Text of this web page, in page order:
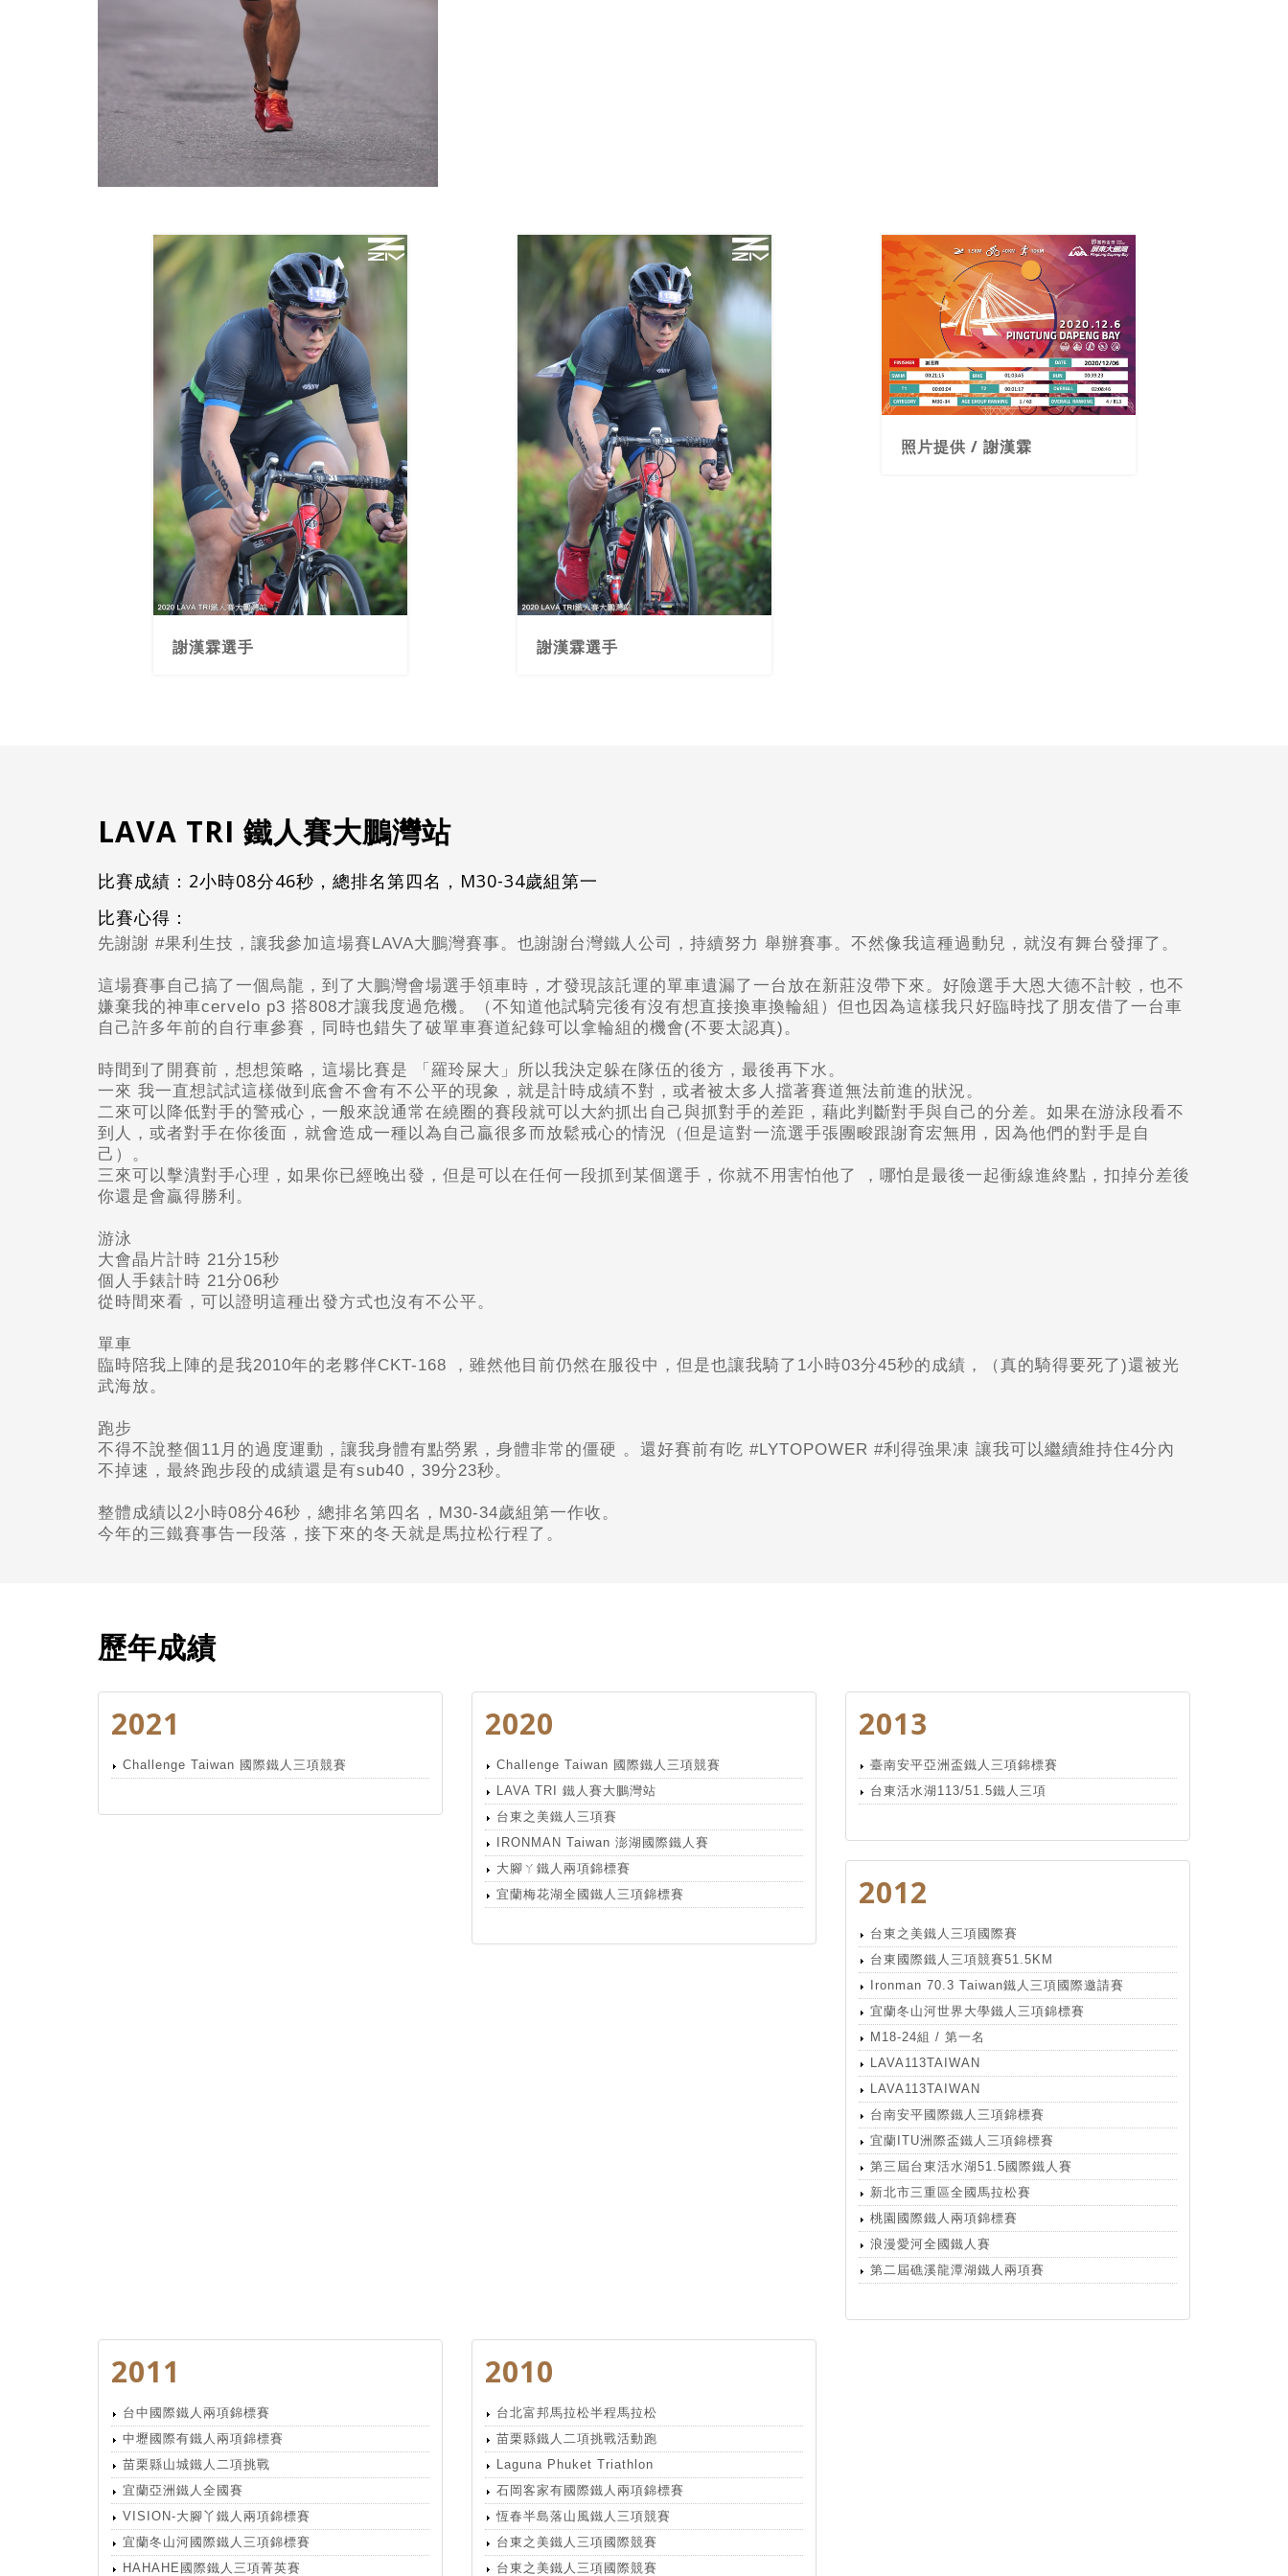
謝漢霖選手 謝漢霖選手
照片提供 / 謝漢霖
LAVA TRI 鐵人賽大鵬灣站
比賽成績：2小時08分46秒，總排名第四名，M30-34歲組第一
比賽心得：
先謝謝 #果利生技，讓我參加這場賽LAVA大鵬灣賽事。也謝謝台灣鐵人公司，持續努力 舉辦賽事。不然像我這種過動兒，就沒有舞台發揮了。
這場賽事自己搞了一個烏龍，到了大鵬灣會場選手領車時，才發現該託運的單車遺漏了一台放在新莊沒帶下來。好險選手大恩大德不計較，也不
嫌棄我的神車cervelo p3 搭808才讓我度過危機。（不知道他試騎完後有沒有想直接換車換輪組）但也因為這樣我只好臨時找了朋友借了一台車
自己許多年前的自行車參賽，同時也錯失了破單車賽道紀錄可以拿輪組的機會(不要太認真)。
時間到了開賽前，想想策略，這場比賽是 「羅玲屎大」所以我決定躲在隊伍的後方，最後再下水。
一來 我一直想試試這樣做到底會不會有不公平的現象，就是計時成績不對，或者被太多人擋著賽道無法前進的狀況。
二來可以降低對手的警戒心，一般來說通常在繞圈的賽段就可以大約抓出自己與抓對手的差距，藉此判斷對手與自己的分差。如果在游泳段看不
到人，或者對手在你後面，就會造成一種以為自己贏很多而放鬆戒心的情況（但是這對一流選手張團畯跟謝育宏無用，因為他們的對手是自
己）。
三來可以擊潰對手心理，如果你已經晚出發，但是可以在任何一段抓到某個選手，你就不用害怕他了 ，哪怕是最後一起衝線進終點，扣掉分差後
你還是會贏得勝利。
游泳
大會晶片計時 21分15秒
個人手錶計時 21分06秒
從時間來看，可以證明這種出發方式也沒有不公平。
單車
臨時陪我上陣的是我2010年的老夥伴CKT-168 ，雖然他目前仍然在服役中，但是也讓我騎了1小時03分45秒的成績，（真的騎得要死了)還被光
武海放。
跑步
不得不說整個11 月的過度運動，讓我身體有點勞累，身體非常的僵硬 。還好賽前有吃 #LYTOPOWER #利得強果凍 讓我可以繼續維持住4分內
不掉速，最終跑步段的成績還是有sub40，39分23秒。
整體成績以2小時08分46秒，總排名第四名，M30-34歲組第一作收。
今年的三鐵賽事告一段落，接下來的冬天就是馬拉松行程了。
歷年成績
2021
Challenge Taiwan 國際鐵人三項競賽
2020
Challenge Taiwan 國際鐵人三項競賽
LAVA TRI 鐵人賽大鵬灣站
台東之美鐵人三項賽
IRONMAN Taiwan 澎湖國際鐵人賽
大腳ㄚ鐵人兩項錦標賽
宜蘭梅花湖全國鐵人三項錦標賽
2013
臺南安平亞洲盃鐵人三項錦標賽
台東活水湖113/51.5鐵人三項
2012
台東之美鐵人三項國際賽
台東國際鐵人三項競賽51.5KM
Ironman 70.3 Taiwan鐵人三項國際邀請賽
宜蘭冬山河世界大學鐵人三項錦標賽
M18-24組 / 第一名
LAVA113TAIWAN
LAVA113TAIWAN
台南安平國際鐵人三項錦標賽
宜蘭ITU洲際盃鐵人三項錦標賽
第三屆台東活水湖51.5國際鐵人賽
新北市三重區全國馬拉松賽
桃園國際鐵人兩項錦標賽
浪漫愛河全國鐵人賽
第二屆礁溪龍潭湖鐵人兩項賽
2011
台中國際鐵人兩項錦標賽
中壢國際有鐵人兩項錦標賽
苗栗縣山城鐵人二項挑戰
宜蘭亞洲鐵人全國賽
VISION-大腳丫鐵人兩項錦標賽
宜蘭冬山河國際鐵人三項錦標賽
HAHAHE國際鐵人三項菁英賽
2010
台北富邦馬拉松半程馬拉松
苗栗縣鐵人二項挑戰活動跑
Laguna Phuket Triathlon
石岡客家有國際鐵人兩項錦標賽
恆春半島落山風鐵人三項競賽
台東之美鐵人三項國際競賽
台東之美鐵人三項國際競賽